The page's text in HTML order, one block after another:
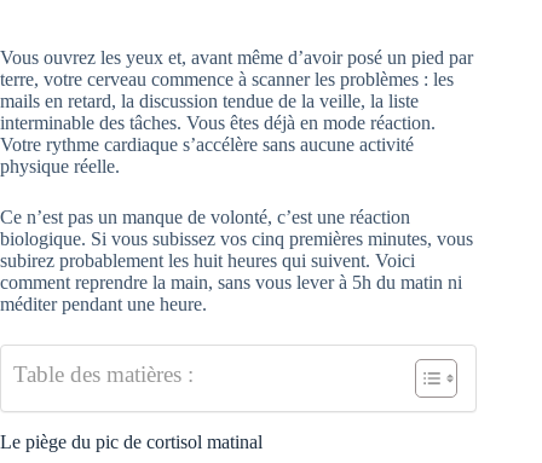
Vous ouvrez les yeux et, avant même d’avoir posé un pied par
terre, votre cerveau commence à scanner les problèmes : les
mails en retard, la discussion tendue de la veille, la liste
interminable des tâches. Vous êtes déjà en mode réaction.
Votre rythme cardiaque s’accélère sans aucune activité
physique réelle.
Ce n’est pas un manque de volonté, c’est une réaction
biologique. Si vous subissez vos cinq premières minutes, vous
subirez probablement les huit heures qui suivent. Voici
comment reprendre la main, sans vous lever à 5h du matin ni
méditer pendant une heure.
Table des matières :
Le piège du pic de cortisol matinal